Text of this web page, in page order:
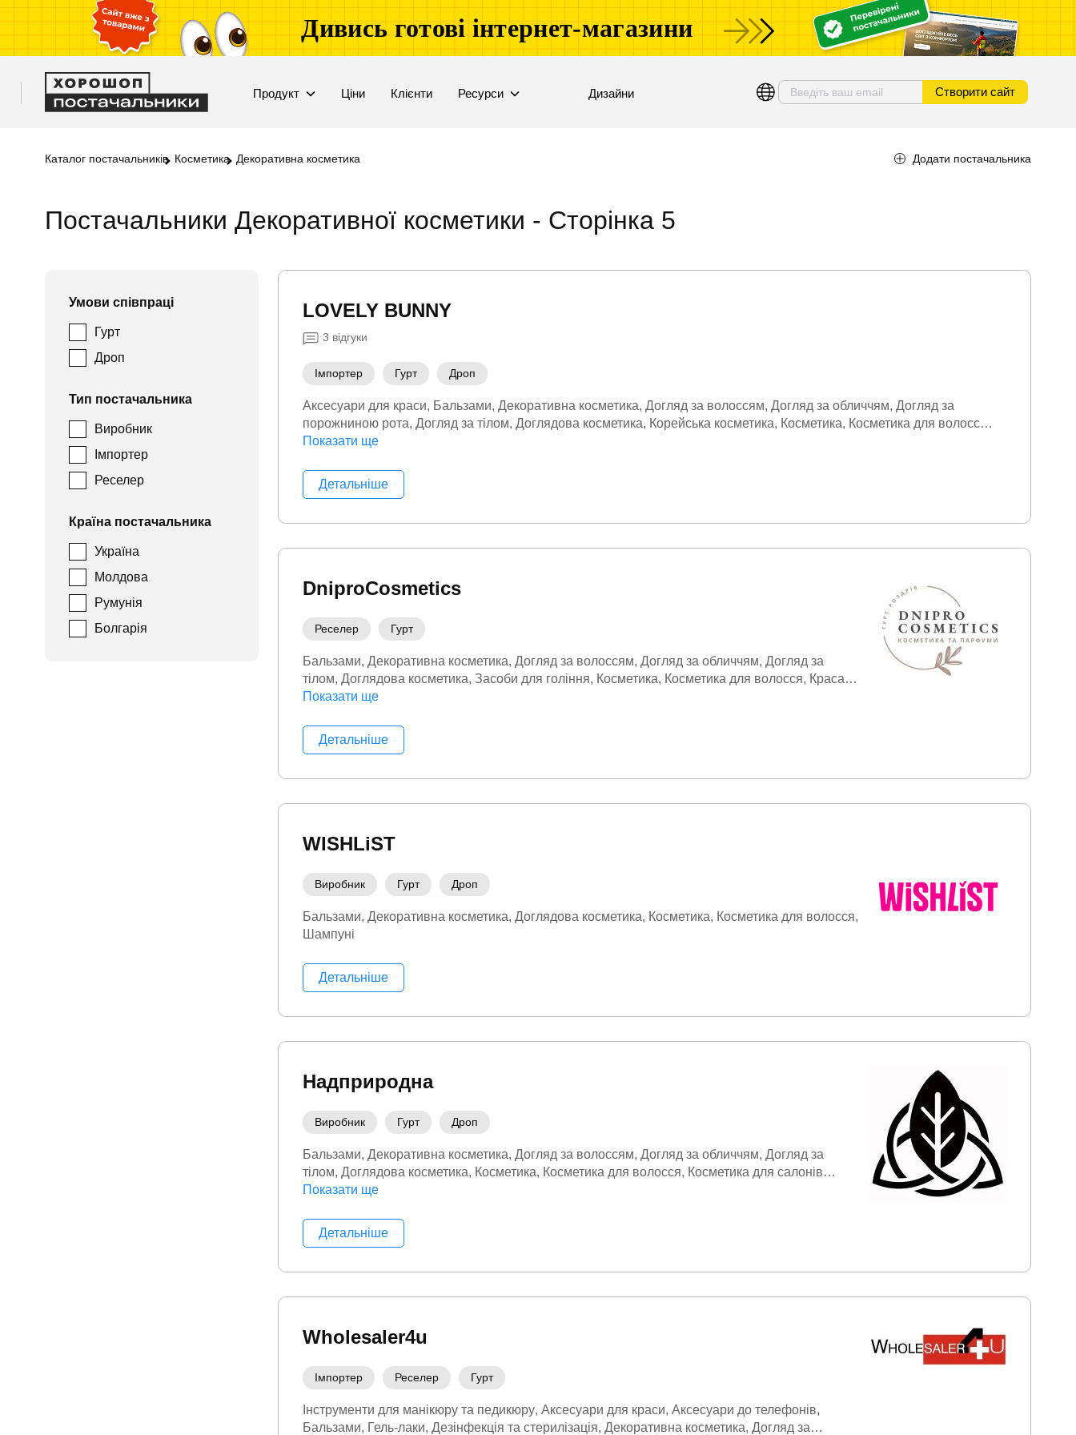
Дивись готові інтернет-магазини
Продукт Ціни Клієнти Ресурси Дизайни Створити сайт
Каталог постачальників Косметика Декоративна косметика Додати постачальника
Постачальники Декоративної косметики - Сторінка 5
Умови співпраці
Гурт
Дроп
Тип постачальника
Виробник
Імпортер
Реселер
Країна постачальника
Україна
Молдова
Румунія
Болгарія
LOVELY BUNNY
3 відгуки
Імпортер Гурт Дроп
Аксесуари для краси Бальзами Декоративна косметика Догляд за волоссям Догляд за обличчям Догляд за
порожниною рота Догляд за тілом Доглядова косметика Корейська косметика Косметика
Косметика для волосся
Косметика для салонів краси
Показати ще
Детальніше
DniproCosmetics
Реселер Гурт
Бальзами Декоративна косметика Догляд за волоссям Догляд за обличчям Догляд за
тілом Доглядова косметика Засоби для гоління Косметика Косметика для волосся
Краса
та здоровʼя Парфуми
Показати ще
Детальніше
WISHLiST
Виробник Гурт Дроп
Бальзами Декоративна косметика Доглядова косметика Косметика
Косметика для волосся
Шампуні
Детальніше
Надприродна
Виробник Гурт Дроп
Бальзами Декоративна косметика Догляд за волоссям Догляд за обличчям Догляд за
тілом Доглядова косметика Косметика Косметика для волосся
Косметика для салонів
краси Краса та здоровʼя
Показати ще
Детальніше
Wholesaler4u
Імпортер Реселер Гурт
Інструменти для манікюру та педикюру Аксесуари для краси Аксесуари до телефонів
Бальзами
Гель-лаки Дезінфекція та стерилізація Декоративна косметика Догляд за